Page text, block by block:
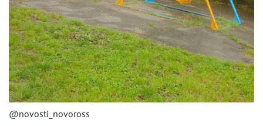
@novosti_novoross